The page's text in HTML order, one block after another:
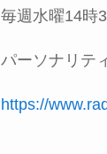
毎週水曜14時
パーソナリテ
https://